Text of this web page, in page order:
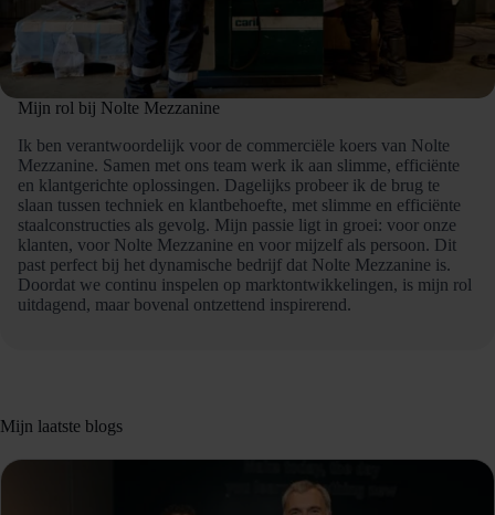
Mijn rol bij Nolte Mezzanine
Ik ben verantwoordelijk voor de commerciële koers van Nolte
Mezzanine. Samen met ons team werk ik aan slimme, efficiënte
en klantgerichte oplossingen. Dagelijks probeer ik de brug te
slaan tussen techniek en klantbehoefte, met slimme en efficiënte
staalconstructies als gevolg. Mijn passie ligt in groei: voor onze
klanten, voor Nolte Mezzanine en voor mijzelf als persoon. Dit
past perfect bij het dynamische bedrijf dat Nolte Mezzanine is.
Doordat we continu inspelen op marktontwikkelingen, is mijn rol
uitdagend, maar bovenal ontzettend inspirerend.
Mijn laatste blogs